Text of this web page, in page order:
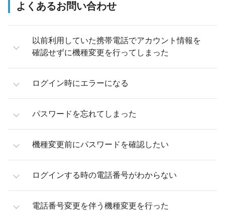
よくあるお問い合わせ
以前利用していた携帯電話でアカウント情報を
確認せずに機種変更を行ってしまった
ログイン時にエラーになる
パスワードを忘れてしまった
機種変更前にパスワードを確認したい
ログインする時の電話番号がわからない
電話番号変更を伴う機種変更を行った